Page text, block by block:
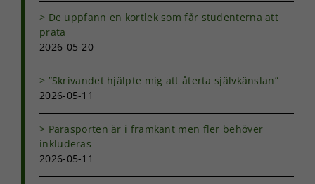
De uppfann en kortlek som får studenterna att
prata
2026-05-20
”Skrivandet hjälpte mig att återta självkänslan”
2026-05-11
Parasporten är i framkant men fler behöver
inkluderas
2026-05-11